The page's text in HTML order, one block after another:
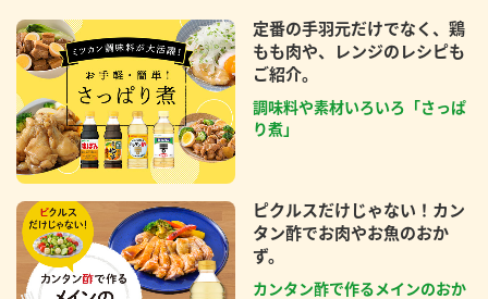
定番の手羽元だけでなく、鶏
もも肉や、レンジのレシピも
ご紹介。
調味料や素材いろいろ「さっぱ
り煮」
ピクルスだけじゃない！カン
タン酢でお肉やお魚のおか
ず。
カンタン酢で作るメインのおか